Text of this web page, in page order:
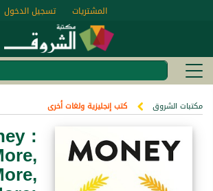
تسجيل الدخول المشتريات
مكتبات الشروق كتب إنجليزية ولغات أخرى
: